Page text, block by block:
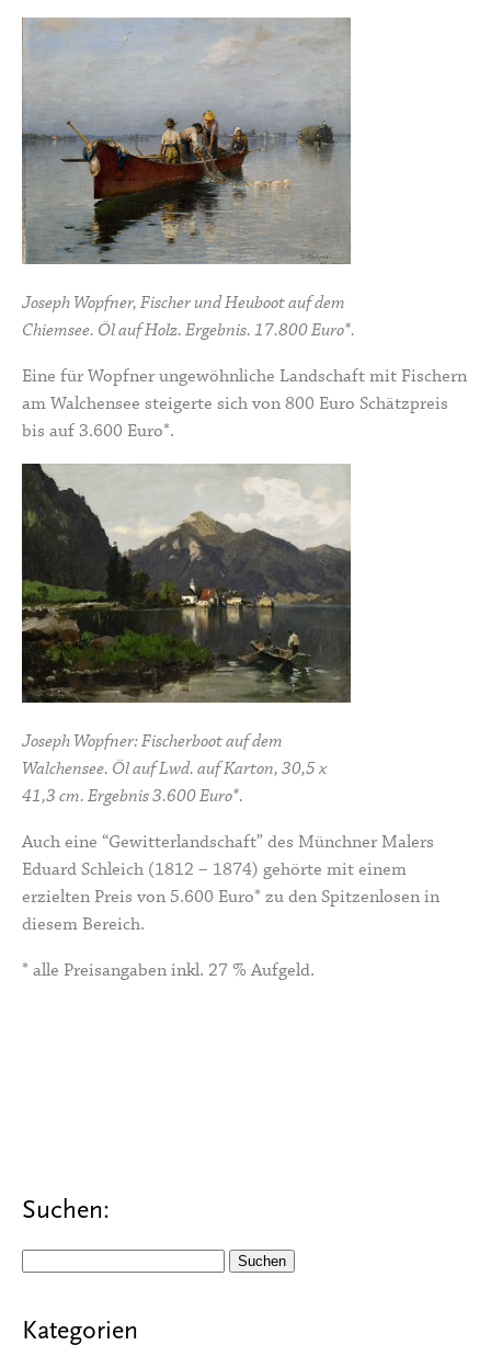
Joseph Wopfner, Fischer und Heuboot auf dem
Chiemsee. Öl auf Holz. Ergebnis. 17.800 Euro*.
Eine für Wopfner ungewöhnliche Landschaft mit Fischern
am Walchensee steigerte sich von 800 Euro Schätzpreis
bis auf 3.600 Euro*.
Joseph Wopfner: Fischerboot auf dem
Walchensee. Öl auf Lwd. auf Karton, 30,5 x
41,3 cm. Ergebnis 3.600 Euro*.
Auch eine “Gewitterlandschaft” des Münchner Malers
Eduard Schleich (1812 – 1874) gehörte mit einem
erzielten Preis von 5.600 Euro* zu den Spitzenlosen in
diesem Bereich.
* alle Preisangaben inkl. 27 % Aufgeld.
Suchen:
Kategorien